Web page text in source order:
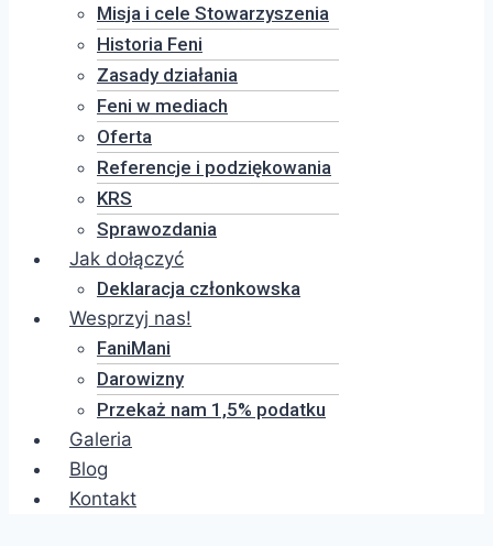
Misja i cele Stowarzyszenia
Historia Feni
Zasady działania
Feni w mediach
Oferta
Referencje i podziękowania
KRS
Sprawozdania
Jak dołączyć
Deklaracja członkowska
Wesprzyj nas!
FaniMani
Darowizny
Przekaż nam 1,5% podatku
Galeria
Blog
Kontakt